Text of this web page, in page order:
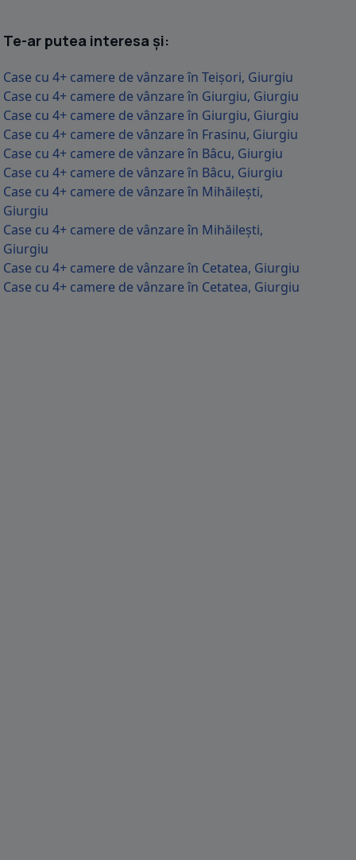
cu etaj mansardă, alcătuită din living cu bucătărie open
și balcon cu vedere spre gradina, piscina și lac.
Te-ar putea interesa și:
Case cu 4+ camere de vânzare în Teișori, Giurgiu
Case cu 4+ camere de vânzare în Giurgiu, Giurgiu
Case cu 4+ camere de vânzare în Giurgiu, Giurgiu
Case cu 4+ camere de vânzare în Frasinu, Giurgiu
Case cu 4+ camere de vânzare în Bâcu, Giurgiu
Case cu 4+ camere de vânzare în Bâcu, Giurgiu
Case cu 4+ camere de vânzare în Mihăilești,
Giurgiu
Case cu 4+ camere de vânzare în Mihăilești,
Giurgiu
Case cu 4+ camere de vânzare în Cetatea, Giurgiu
Case cu 4+ camere de vânzare în Cetatea, Giurgiu